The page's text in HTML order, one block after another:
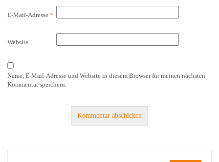
E-Mail-Adresse *
Website
Name, E-Mail-Adresse und Website in diesem Browser für meinen nächsten
Kommentar speichern.